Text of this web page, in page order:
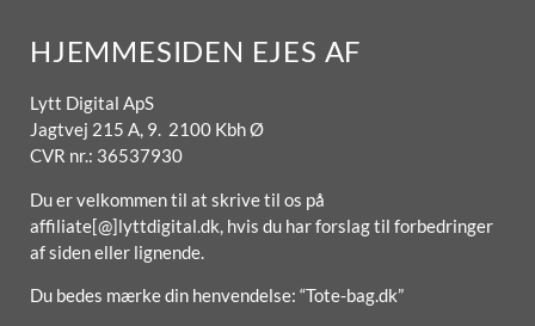
HJEMMESIDEN EJES AF
Lytt Digital ApS
Jagtvej 215 A, 9. 2100 Kbh Ø
CVR nr.: 36537930
Du er velkommen til at skrive til os på
affiliate[@]lyttdigital.dk, hvis du har forslag til forbedringer
af siden eller lignende.
Du bedes mærke din henvendelse: “Tote-bag.dk”